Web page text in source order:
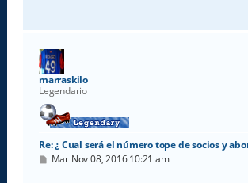
marraskilo
Legendario
Re: ¿ Cual será el número tope de socios y
M
Mar Nov 08, 2016 10:21 am